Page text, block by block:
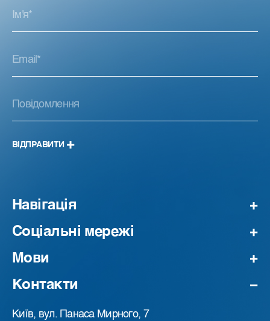
ВІДПРАВИТИ
Навігація
Соціальні мережі
Мови
Контакти
Київ, вул. Панаса Мирного, 7